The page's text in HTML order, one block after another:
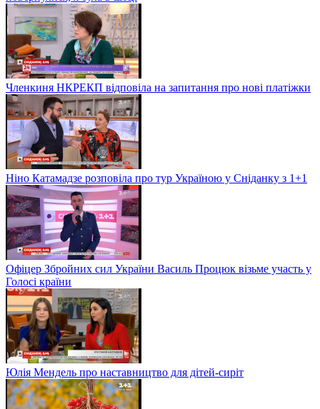
Членкиня НКРЕКП відповіла на запитання про нові платіжки
Ніно Катамадзе розповіла про тур Україною у Сніданку з 1+1
Офіцер Збройних сил України Василь Процюк візьме участь у
Голосі країни
Юлія Мендель про наставництво для дітей-сиріт